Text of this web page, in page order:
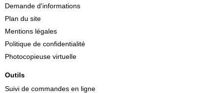
Demande d'informations
Plan du site
Mentions légales
Politique de confidentialité
Photocopieuse virtuelle
Outils
Suivi de commandes en ligne